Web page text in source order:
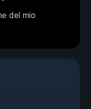
del mio